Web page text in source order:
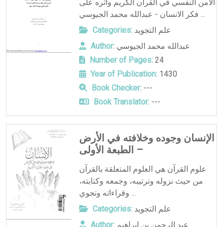
الأمن النفسي في القران الكريم واثره على
فكر الانسان - عبدالله محمد الجيوسي ...
Categories: علم التجويد
Author: عبدالله محمد الجيوسي
Number of Pages:24
Year of Publication:1430
Book Checker:---
Book Translator:---
الإنسان وجوده وخلافته في الأرض
– الطبعة الأولى
علوم القرآن هي العلوم المتعلقة بالقرآن
من حيث نزوله وترتيبه، وجمعه وكتابته،
وقراءاته وتجوي ...
Categories: علم التجويد
Author: عبد الرحمن بن إبراهيم